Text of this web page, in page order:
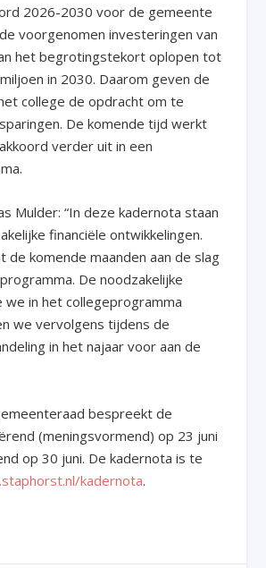
2026-2030 voor de gemeente
voorgenomen investeringen van
het begrotingstekort oplopen tot
in 2030. Daarom geven de
college de opdracht om te
De komende tijd werkt
verder uit in een
Mulder: “In deze kadernota staan
financiële ontwikkelingen.
de komende maanden aan de slag
De noodzakelijke
we in het collegeprogramma
we vervolgens tijdens de
in het najaar voor aan de
bespreekt de
(meningsvormend) op 23 juni
op 30 juni. De kadernota is te
kadernota.